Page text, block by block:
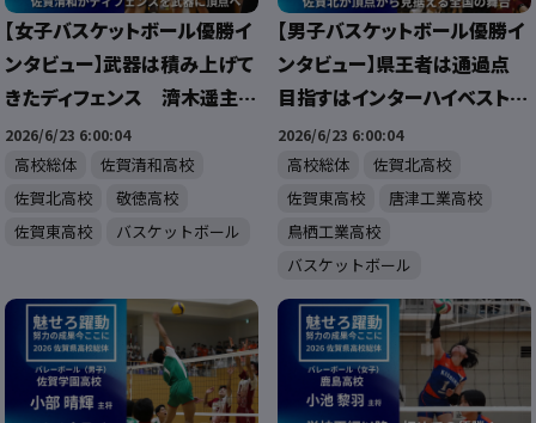
【女子バスケットボール優勝イ
ンタビュー】武器は積み上げて
きたディフェンス 濟木遥主
将・垣内美慶選手
2026/6/23 6:00:04
高校総体
佐賀清和高校
佐賀北高校
敬徳高校
佐賀東高校
バスケットボール
【男子バスケットボール優勝イ
ンタビュー】県王者は通過点
目指すはインターハイベスト4
品川愛翔主将・石井秀太選
手
2026/6/23 6:00:04
高校総体
佐賀北高校
佐賀東高校
唐津工業高校
鳥栖工業高校
バスケットボール